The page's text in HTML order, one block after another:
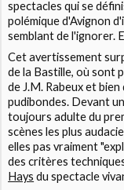
spectacles qui se
polémique d'Avignon
semblant de l'ignorer.
Cet avertissement
de la Bastille, où sont
de J.M. Rabeux et
pudibondes. Devant
toujours adulte du
scènes les plus
elles pas vraiment "
des critères
Hays du spectacle